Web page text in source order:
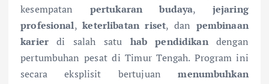
kesempatan pertukaran budaya, jejaring
profesional,keterlibatan riset, dan pembinaan
karierdi salah satu hab pendidikandengan
pertumbuhan pesat di Timur Tengah. Program ini
secara eksplisit bertujuanmenumbuhkan